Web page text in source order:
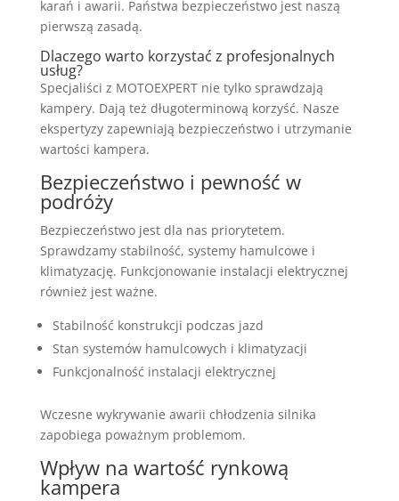
karań i awarii. Państwa bezpieczeństwo jest naszą
pierwszą zasadą.
Dlaczego warto korzystać z profesjonalnych
usług?
Specjaliści z MOTOEXPERT nie tylko sprawdzają
kampery. Dają też długoterminową korzyść. Nasze
ekspertyzy zapewniają bezpieczeństwo i utrzymanie
wartości kampera.
Bezpieczeństwo i pewność w
podróży
Bezpieczeństwo jest dla nas priorytetem.
Sprawdzamy stabilność, systemy hamulcowe i
klimatyzację. Funkcjonowanie instalacji elektrycznej
również jest ważne.
Stabilność konstrukcji podczas jazd
Stan systemów hamulcowych i klimatyzacji
Funkcjonalność instalacji elektrycznej
Wczesne wykrywanie awarii chłodzenia silnika
zapobiega poważnym problemom.
Wpływ na wartość rynkową
kampera